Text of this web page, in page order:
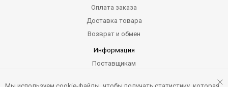
Оплата заказа
Доставка товара
Возврат и обмен
Информация
Поставщикам